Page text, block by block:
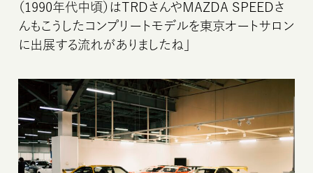
（1990年代中頃）はTRDさんやMAZDA SPEEDさ
んもこうしたコンプリートモデルを東京オートサロン
に出展する流れがありましたね」